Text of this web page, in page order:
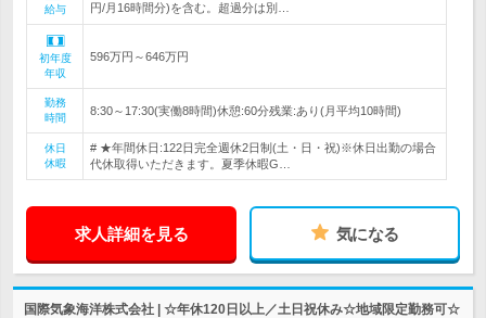
給与
円/月16時間分)を含む。超過分は別…
初年度
年収
596万円～646万円
勤務
時間
8:30～17:30(実働8時間)休憩:60分残業:あり(月平均10時間)
休日
休暇
# ★年間休日:122日完全週休2日制(土・日・祝)※休日出勤の場合
代休取得いただきます。夏季休暇G…
求人詳細を見る 気になる
国際気象海洋株式会社 | ☆年休120日以上／土日祝休み☆地域限定勤務可☆